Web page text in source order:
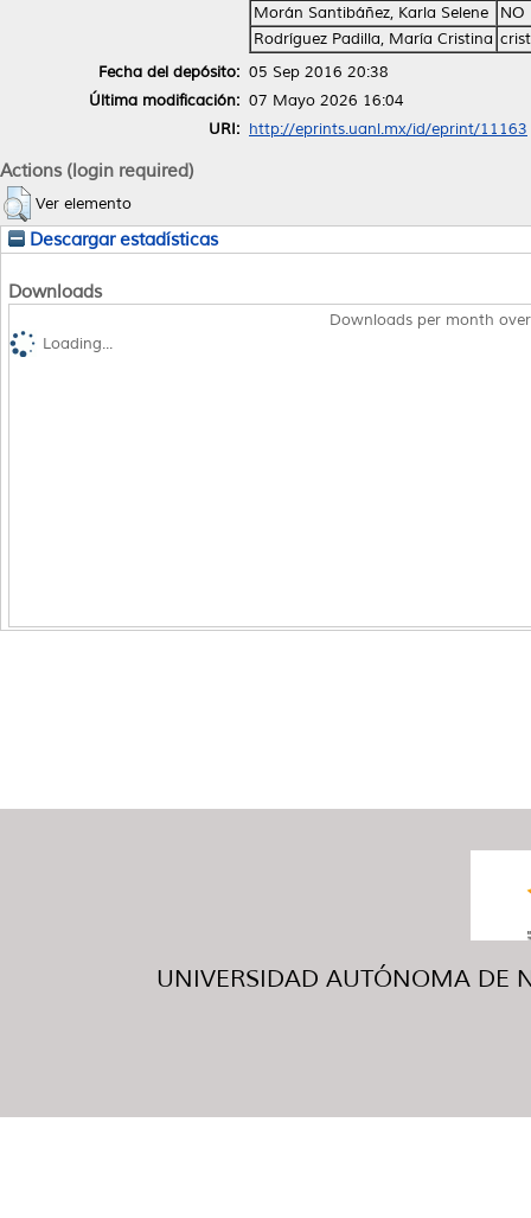
Morán Santibáñez, Karla Selene
NO
Rodríguez Padilla, María Cristina
Fecha del depósito: 05 Sep 2016 20:38
Última modificación: 07 Mayo 2026 16:04
URI: http://eprints.uanl.mx/id/eprint/11163
Actions (login required)
Ver elemento
Descargar estadísticas
Downloads
Downloads per month
Loading...
UNIVERSIDAD AUTÓNOMA DE